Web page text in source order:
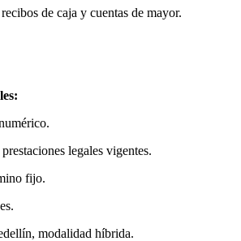
de caja y cuentas de mayor.
legales vigentes.
fijo.
modalidad híbrida.